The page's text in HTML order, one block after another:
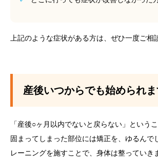
上記のような症状がある方は、ぜひ一度ご相
産後いつからでも始められ
「産後○ヶ月以内でないと戻らない」という
固まってしまった部位には矯正を、ゆるんで
レーニングを施すことで、身体は整っていき